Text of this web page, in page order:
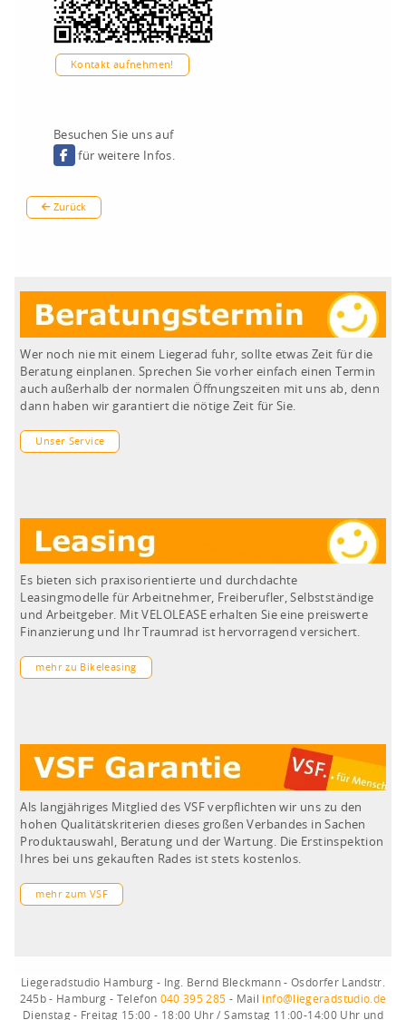
Kontakt aufnehmen!
Besuchen Sie uns auf
für weitere Infos.
Zurück
Wer noch nie mit einem Liegerad fuhr, sollte etwas Zeit für die
Beratung einplanen. Sprechen Sie vorher einfach einen Termin
auch außerhalb der normalen Öffnungszeiten mit uns ab, denn
dann haben wir garantiert die nötige Zeit für Sie.
Unser Service
Es bieten sich praxisorientierte und durchdachte
Leasingmodelle für Arbeitnehmer, Freiberufler, Selbstständige
und Arbeitgeber. Mit VELOLEASE erhalten Sie eine preiswerte
Finanzierung und Ihr Traumrad ist hervorragend versichert.
mehr zu Bikeleasing
Als langjähriges Mitglied des VSF verpflichten wir uns zu den
hohen Qualitätskriterien dieses großen Verbandes in Sachen
Produktauswahl, Beratung und der Wartung. Die Erstinspektion
Ihres bei uns gekauften Rades ist stets kostenlos.
mehr zum VSF
Liegeradstudio Hamburg - Ing. Bernd Bleckmann - Osdorfer Landstr.
245b - Hamburg - Telefon 040 395 285 - Mail info@liegeradstudio.de
Dienstag - Freitag 15:00 - 18:00 Uhr / Samstag 11:00-14:00 Uhr und